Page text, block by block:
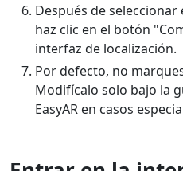
Después de
haz clic en el botón
interfaz de localización.
Por defecto, no
Modifícalo solo bajo la
EasyAR en casos